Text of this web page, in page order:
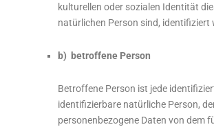
kulturellen oder sozialen Identität
natürlichen Person sind, identifiziert
b) betroffene Person
Betroffene Person ist jede
identifizierbare natürliche Person,
personenbezogene Daten von dem